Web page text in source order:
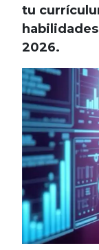
tu
2026.